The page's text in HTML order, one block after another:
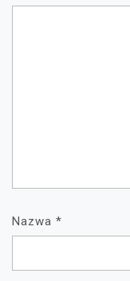
Nazwa *